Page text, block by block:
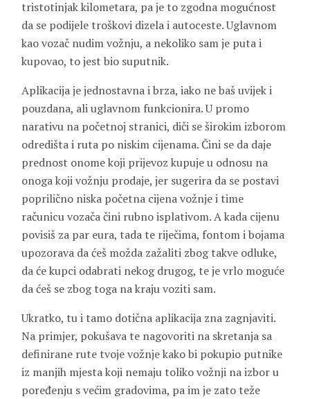
tristotinjak kilometara, pa je to zgodna mogućnost
da se podijele troškovi dizela i autoceste. Uglavnom
kao vozač nudim vožnju, a nekoliko sam je puta i
kupovao, to jest bio suputnik.
Aplikacija je jednostavna i brza, iako ne baš uvijek i
pouzdana, ali uglavnom funkcionira. U promo
narativu na početnoj stranici, diči se širokim izborom
odredišta i ruta po niskim cijenama. Čini se da daje
prednost onome koji prijevoz kupuje u odnosu na
onoga koji vožnju prodaje, jer sugerira da se postavi
poprilično niska početna cijena vožnje i time
računicu vozača čini rubno isplativom. A kada cijenu
povisiš za par eura, tada te riječima, fontom i bojama
upozorava da ćeš možda zažaliti zbog takve odluke,
da će kupci odabrati nekog drugog, te je vrlo moguće
da ćeš se zbog toga na kraju voziti sam.
Ukratko, tu i tamo dotična aplikacija zna zagnjaviti.
Na primjer, pokušava te nagovoriti na skretanja sa
definirane rute tvoje vožnje kako bi pokupio putnike
iz manjih mjesta koji nemaju toliko vožnji na izbor u
poređenju s većim gradovima, pa im je zato teže